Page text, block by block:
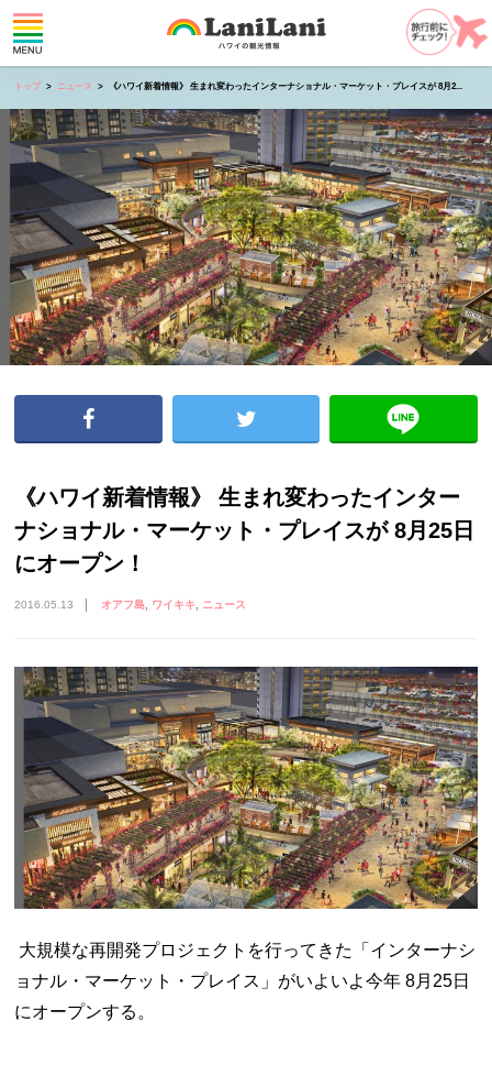
トップ ニュース 《ハワイ新着情報》 生まれ変わったインターナショナル・マーケット・プレイスが 8月2...
《ハワイ新着情報》 生まれ変わったインター
ナショナル・マーケット・プレイスが 8月25日
にオープン！
2016.05.13 オアフ島 ワイキキ ニュース
大規模な再開発プロジェクトを行ってきた「インターナシ
ョナル・マーケット・プレイス」がいよいよ今年 8月25日
にオープンする。